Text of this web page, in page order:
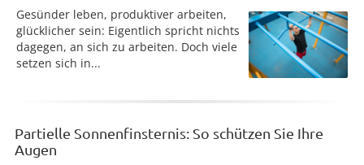
Gesünder leben, produktiver arbeiten,
glücklicher sein: Eigentlich spricht nichts
dagegen, an sich zu arbeiten. Doch viele
setzen sich in...
Partielle Sonnenfinsternis: So schützen Sie Ihre
Augen